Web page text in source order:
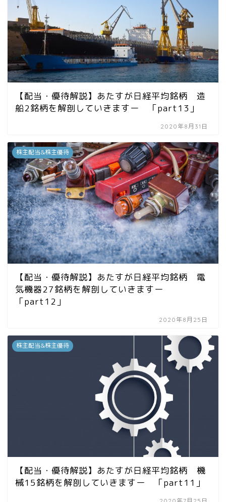
【配当・優待解説】あたすが日経平均銘柄 造
船2銘柄を解剖していきますー 「part13」
2020年8月31日
株主配当&株主優待
【配当・優待解説】あたすが日経平均銘柄 電
気機器27銘柄を解剖していきますー
「part12」
2020年8月25日
株主配当&株主優待
【配当・優待解説】あたすが日経平均銘柄 機
械15銘柄を解剖していきますー 「part11」